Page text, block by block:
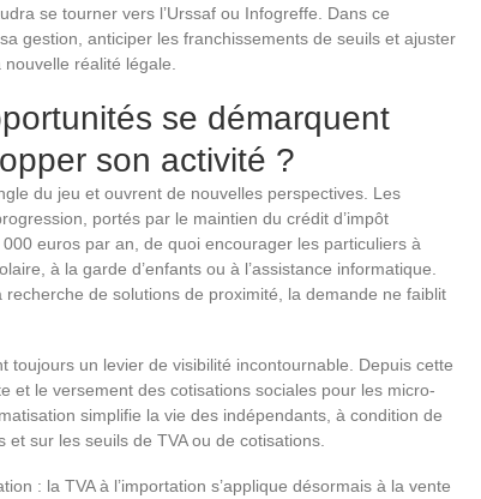
se tourner vers l’Urssaf ou Infogreffe. Dans ce
gestion, anticiper les franchissements de seuils et ajuster
réalité légale.
se démarquent
son activité ?
du jeu et ouvrent de nouvelles perspectives. Les
portés par le maintien du crédit d’impôt
euros par an, de quoi encourager les particuliers à
à la garde d’enfants ou à l’assistance informatique.
de solutions de proximité, la demande ne faiblit
toujours un levier de visibilité incontournable. Depuis cette
et le versement des cotisations sociales pour les micro-
simplifie la vie des indépendants, à condition de
sur les seuils de TVA ou de cotisations.
: la TVA à l’importation s’applique désormais à la vente